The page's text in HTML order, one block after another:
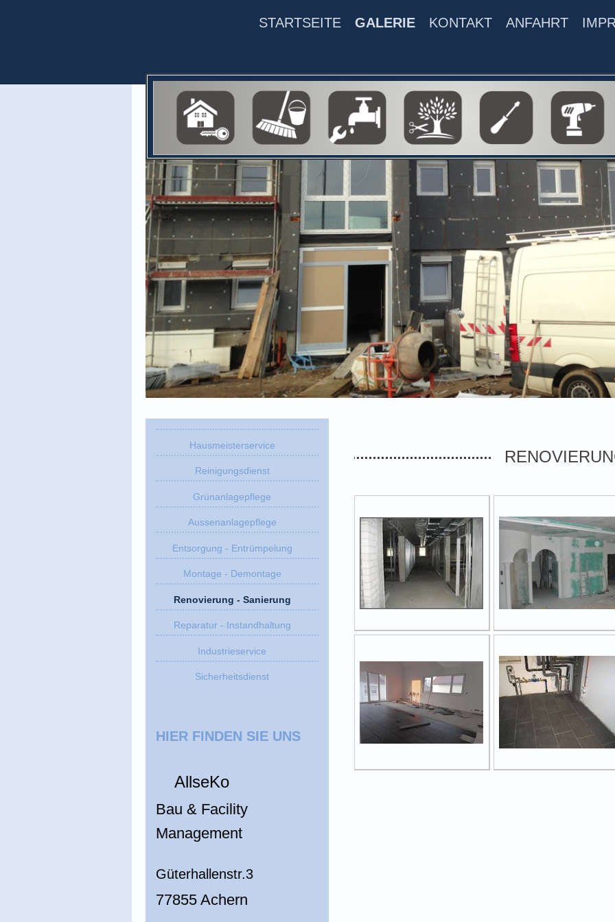
STARTSEITE GALERIE KONTAKT ANFAHRT
Hausmeisterservice
Reinigungsdienst
Grünanlagepflege
Aussenanlagepflege
Entsorgung - Entrümpelung
Montage - Demontage
Renovierung - Sanierung
Reparatur - Instandhaltung
Industrieservice
Sicherheitsdienst
HIER FINDEN SIE UNS
AllseKo
Bau & Facility
Management
Güterhallenstr.3
77855 Achern